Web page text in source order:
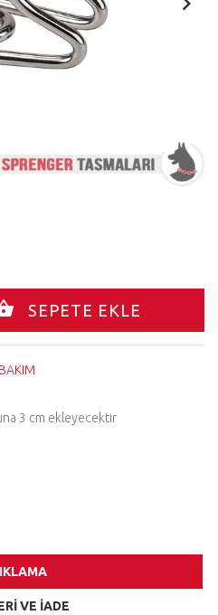
BAKIM
3 cm ekleyecektir
VE İADE